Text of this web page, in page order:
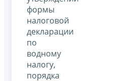
формы
налоговой
декларации
по
водному
налогу,
порядка